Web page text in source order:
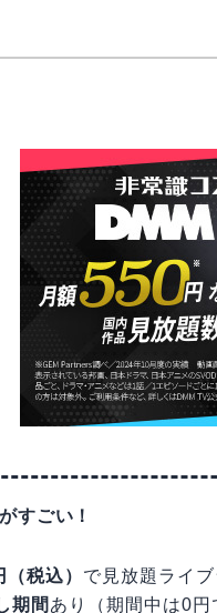
すごい！
税込） で見放題ライ
期間 あり（期間中は0円